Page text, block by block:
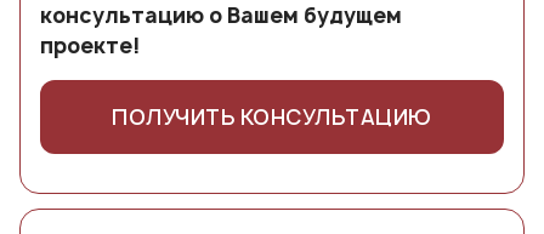
консультацию о Вашем будущем
проекте!
ПОЛУЧИТЬ КОНСУЛЬТАЦИЮ